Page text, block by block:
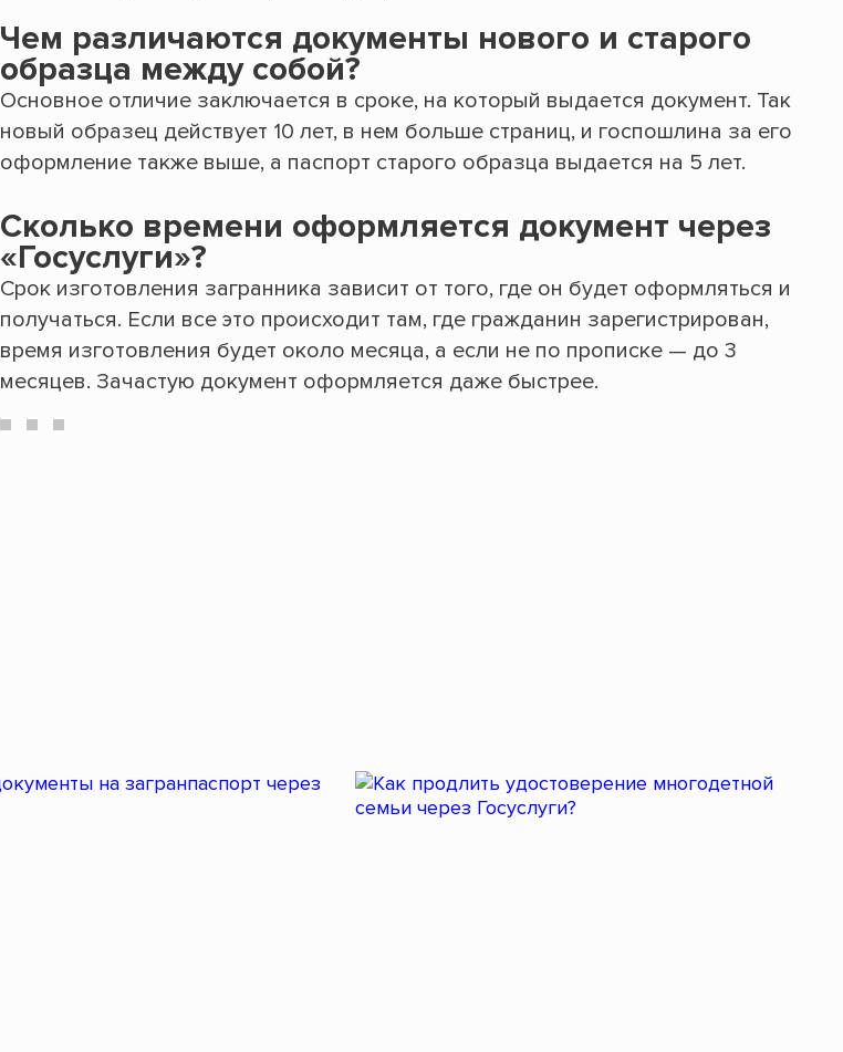
Чем различаются документы нового и старого
образца между собой?
Основное отличие заключается в сроке, на который выдается документ. Так
новый образец действует 10 лет, в нем больше страниц, и госпошлина за его
оформление также выше, а паспорт старого образца выдается на 5 лет.
Сколько времени оформляется документ через
«Госуслуги»?
Срок изготовления загранника зависит от того, где он будет оформляться и
получаться. Если все это происходит там, где гражданин зарегистрирован,
время изготовления будет около месяца, а если не по прописке — до 3
месяцев. Зачастую документ оформляется даже быстрее.